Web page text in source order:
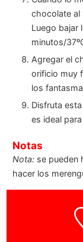
chocolate al
Luego bajar
minutos/
Agregar el
orificio muy
los
Disfruta
es ideal
Notas
Nota: se pueden
hacer los